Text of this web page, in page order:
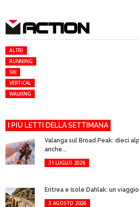
ACTION
ALTRI
RUNNING
SKI
VERTICAL
WALKING
I PIÙ LETTI DELLA SETTIMANA
Valanga sul Broad Peak: dieci
anche...
31 LUGLIO 2026
Eritrea e Isole Dahlak: un
3 AGOSTO 2026